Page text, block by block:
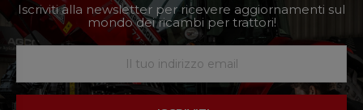
Iscriviti alla newsletter per ricevere aggiornamenti sul
mondo dei ricambi per trattori!